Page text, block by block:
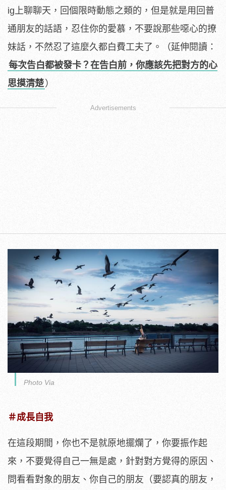
ig上聊聊天，回個限時動態之類的，但是就是用回普
通朋友的話語，忍住你的愛慕，不要說那些噁心的撩
妹話，不然忍了這麼久都白費工夫了。（延伸閱讀：
每次告白都被發卡？在告白前，你應該先把對方的心
思摸清楚）
Advertisements
Photo Via
＃成長自我
在這段期間，你也不是就原地擺爛了，你要振作起
來，不要覺得自己一無是處，針對對方覺得的原因、
問看看對象的朋友、你自己的朋友（要認真的朋友，